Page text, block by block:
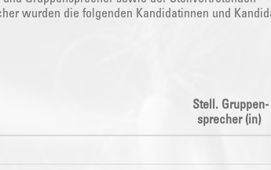
wurden die folgenden Kandidatinnen und
Stell. Gruppen-
sprecher (in)